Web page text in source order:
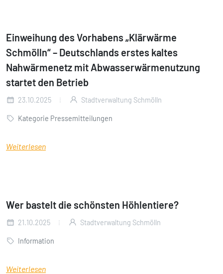
Einweihung des Vorhabens „Klärwärme
Schmölln“ – Deutschlands erstes kaltes
Nahwärmenetz mit Abwasserwärmenutzung
startet den Betrieb
23.10.2025 Stadtverwaltung Schmölln
Kategorie Pressemitteilungen
Weiterlesen
Wer bastelt die schönsten Höhlentiere?
21.10.2025 Stadtverwaltung Schmölln
Information
Weiterlesen